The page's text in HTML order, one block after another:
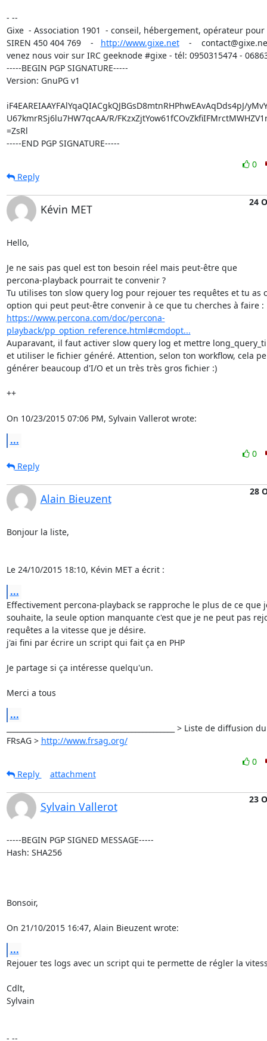
- --
Gixe  - Association 1901  - conseil, hébergement, opérateur pour
SIREN 450 404 769    - http://www.gixe.net
-
venez nous voir sur IRC geeknode #gixe - tél: 0950315474 -
-----BEGIN PGP SIGNATURE-----
Version: GnuPG v1
iF4EAREIAAYFAlYqaQIACgkQJBGsD8mtnRHPhwEAvAqDds4pJ/
U67kmrRSj6lu7HW7qcAA/R/
=ZsRl
-----END PGP SIGNATURE-----
0
Reply
Kévin MET
24
Hello,
Je ne sais pas quel est ton besoin réel mais peut-être que
percona-playback pourrait te convenir ?
Tu utilises ton slow query log pour rejouer tes requêtes et tu as
https://www.percona.com/doc/percona-
playback/pp_option_reference.html#cmdopt...
Auparavant, il faut activer slow query log et mettre
et utiliser le fichier généré. Attention, selon ton workflow, cela
générer beaucoup d'I/O et un très très gros fichier :)
++
On 10/23/2015 07:06 PM, Sylvain Vallerot wrote:
...
0
Reply
Alain Bieuzent
28
Bonjour la liste,
Le 24/10/2015 18:10, Kévin MET a écrit :
...
Effectivement percona-playback se rapproche le plus de ce que
souhaite, la seule option manquante c'est que je ne peut pas
requêtes a la vitesse que je désire.
j'ai fini par écrire un script qui fait ça en PHP
Je partage si ça intéresse quelqu'un.
Merci a tous
...
_______________________________________________ > Liste de diffusion du
FRsAG > http://www.frsag.org/
0
Reply
attachment
Sylvain Vallerot
23
-----BEGIN PGP SIGNED MESSAGE-----
Hash: SHA256
Bonsoir,
On 21/10/2015 16:47, Alain Bieuzent wrote:
...
Rejouer tes logs avec un script qui te permette de régler la
Cdlt,
Sylvain
- --